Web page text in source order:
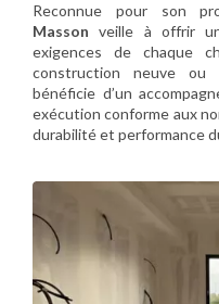
Reconnue pour son
Masson veille à offrir
exigences de chaque
construction neuve ou
bénéficie d’un
exécution conforme aux
durabilité et performance